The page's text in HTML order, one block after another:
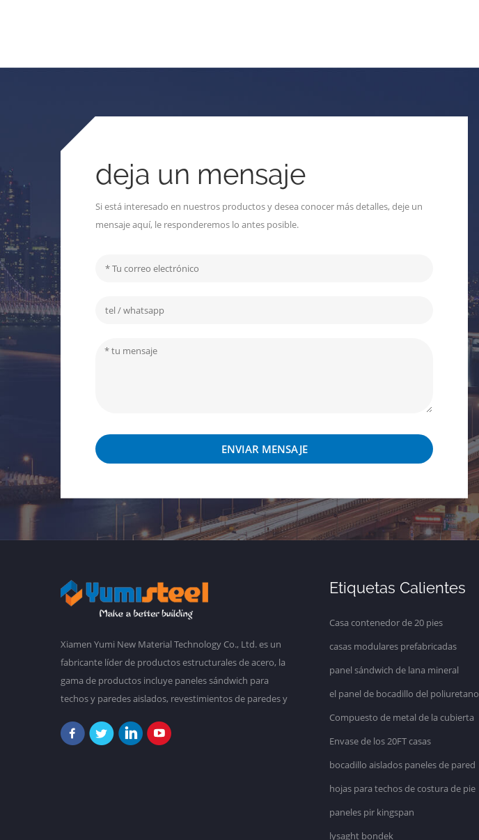
deja un mensaje
Si está interesado en nuestros productos y desea conocer más detalles, deje un
mensaje aquí, le responderemos lo antes posible.
ENVIAR MENSAJE
Xiamen Yumi New Material Technology Co., Ltd. es un
fabricante líder de productos estructurales de acero, la
gama de productos incluye paneles sándwich para
techos y paredes aislados, revestimientos de paredes y
de acero para forjados, edificios prefabricados,
Etiquetas Calientes
Casa contenedor de 20 pies
casas modulares prefabricadas
panel sándwich de lana mineral
el panel de bocadillo del poliuretano
Compuesto de metal de la cubierta
Envase de los 20FT casas
bocadillo aislados paneles de pared
hojas para techos de costura de pie
paneles pir kingspan
lysaght bondek